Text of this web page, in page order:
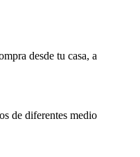
desde tu casa, a
de diferentes medio